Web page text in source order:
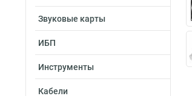
Звуковые карты
ИБП
Инструменты
Кабели